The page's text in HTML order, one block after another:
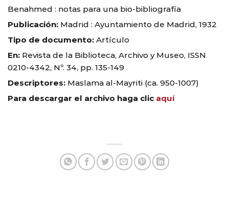
Benahmed : notas para una bio-bibliografía
Publicación: Madrid : Ayuntamiento de Madrid, 1932
Tipo de documento: Artículo
En: Revista de la Biblioteca, Archivo y Museo, ISSN
0210-4342, Nº. 34, pp. 135-149
Descriptores: Maslama al-Mayriti (ca. 950-1007)
Para descargar el archivo haga clic aquí